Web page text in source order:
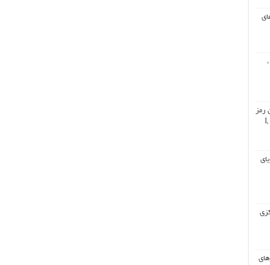
رمز
گشایی از برنامه دجال (۲۰۲۰) : I,
دریای